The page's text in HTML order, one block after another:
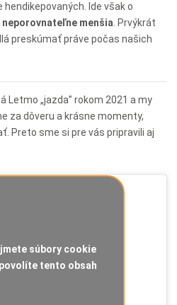
hendikepovaných. Ide však o
neporovnateľne menšia . Prvýkrát
preskúmať práve počas našich
Letmo „jazda” rokom 2021 a my
za dôveru a krásne momenty,
Preto sme si pre vás pripravili aj
súbory cookie
tento obsah